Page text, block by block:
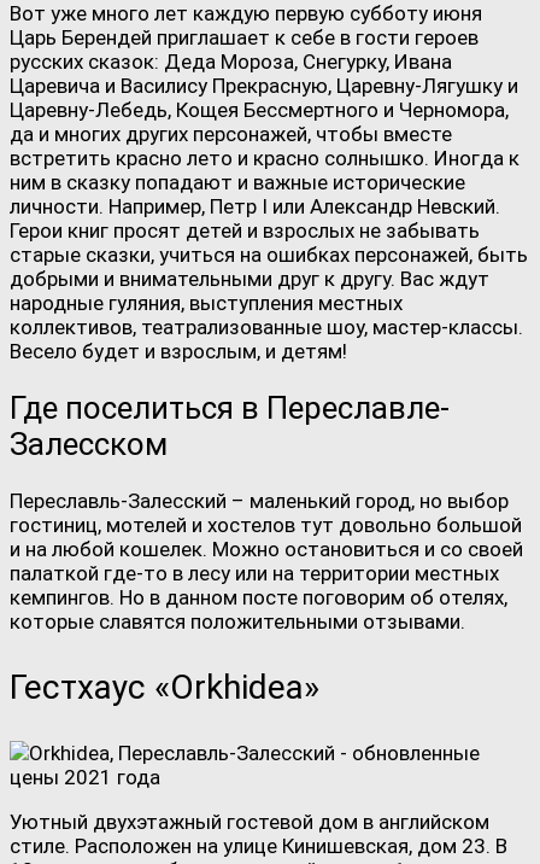
Вот уже много лет каждую первую субботу июня
Царь Берендей приглашает к себе в гости героев
русских сказок: Деда Мороза, Снегурку, Ивана
Царевича и Василису Прекрасную, Царевну-Лягушку и
Царевну-Лебедь, Кощея Бессмертного и Черномора,
да и многих других персонажей, чтобы вместе
встретить красно лето и красно солнышко. Иногда к
ним в сказку попадают и важные исторические
личности. Например, Петр I или Александр Невский.
Герои книг просят детей и взрослых не забывать
старые сказки, учиться на ошибках персонажей, быть
добрыми и внимательными друг к другу. Вас ждут
народные гуляния, выступления местных
коллективов, театрализованные шоу, мастер-классы.
Весело будет и взрослым, и детям!
Где поселиться в Переславле-
Залесском
Переславль-Залесский – маленький город, но выбор
гостиниц, мотелей и хостелов тут довольно большой
и на любой кошелек. Можно остановиться и со своей
палаткой где-то в лесу или на территории местных
кемпингов. Но в данном посте поговорим об отелях,
которые славятся положительными отзывами.
Гестхаус «Orkhidea»
Уютный двухэтажный гостевой дом в английском
стиле. Расположен на улице Кинишевская, дом 23. В